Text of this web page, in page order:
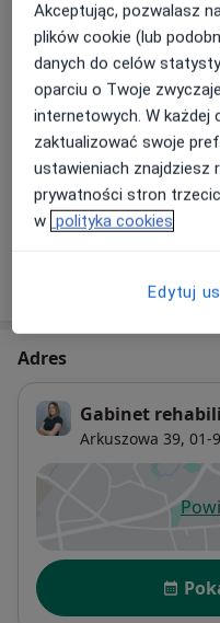
Szkolenie-
funkcjonalnym- mgr
Pierwszy stopień kursu
Warsztat Kinetic
obręcz biodrowa w
Szkolenie ocena
Kurs Kinesio Taping –
zaawansowane techniki
Kurs instruktora
Szkolenie - Trening
Rehabilitacja domowa
Od 140 zł Szczegóły
Taping (plastrowanie)
Od 20 zł Szczegóły
+ 3 usługi
W jaki sposób
Adres
Gabinet
Arkuszowa 39, 01-
Dostępność
Akceptując, pozwalasz
plików cookie (lub
danych do celów
oparciu o Twoje
internetowych. W każdej
zaktualizować swoje
ustawieniach znajdziesz
prywatności stron
w polityka cookies
Edytuj